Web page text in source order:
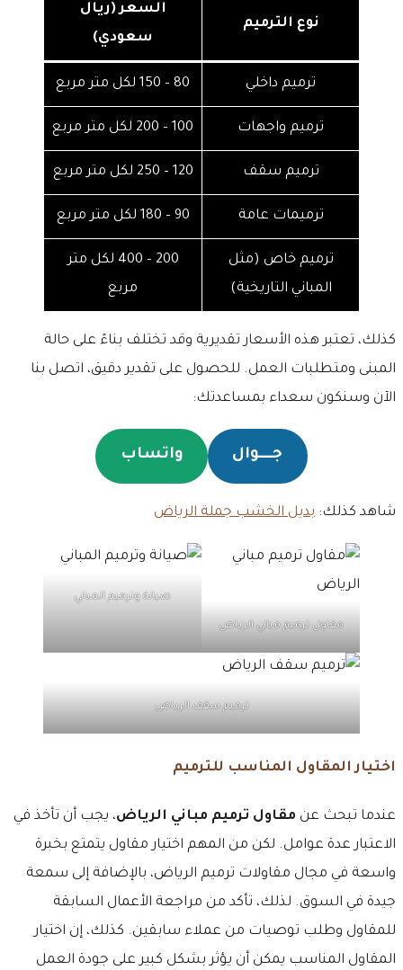
نوع الترميم
السعر (ريال
سعودي)
ترميم داخلي 80 – 150 لكل متر مربع
ترميم واجهات 100 – 200 لكل متر مربع
ترميم سقف 120 – 250 لكل متر مربع
ترميمات عامة 90 – 180 لكل متر مربع
ترميم خاص (مثل
المباني التاريخية)
200 – 400 لكل متر
مربع
كذلك، تعتبر هذه الأسعار تقديرية وقد تختلف بناءً على حالة
المبنى ومتطلبات العمل. للحصول على تقدير دقيق، اتصل بنا
الآن وسنكون سعداء بمساعدتك:
جـــــوال واتساب
شاهد كذلك: بديل الخشب جملة الرياض
مقاول ترميم مباني الرياض
صيانة وترميم المباني
ترميم سقف الرياض
اختيار المقاول المناسب للترميم
عندما تبحث عن مقاول ترميم مباني الرياض، يجب أن تأخذ في
الاعتبار عدة عوامل. لكن من المهم اختيار مقاول يتمتع بخبرة
واسعة في مجال مقاولات ترميم الرياض، بالإضافة إلى سمعة
جيدة في السوق. لذلك، تأكد من مراجعة الأعمال السابقة
للمقاول وطلب توصيات من عملاء سابقين. كذلك، إن اختيار
المقاول المناسب يمكن أن يؤثر بشكل كبير على جودة العمل